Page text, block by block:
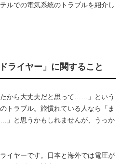
ルでの電気系統のトラブルを紹介し
ライヤー」に関すること
から大丈夫だと思って……」という
トラブル。旅慣れている人なら「ま
」と思うかもしれませんが、うっか
イヤーです。日本と海外では電圧が